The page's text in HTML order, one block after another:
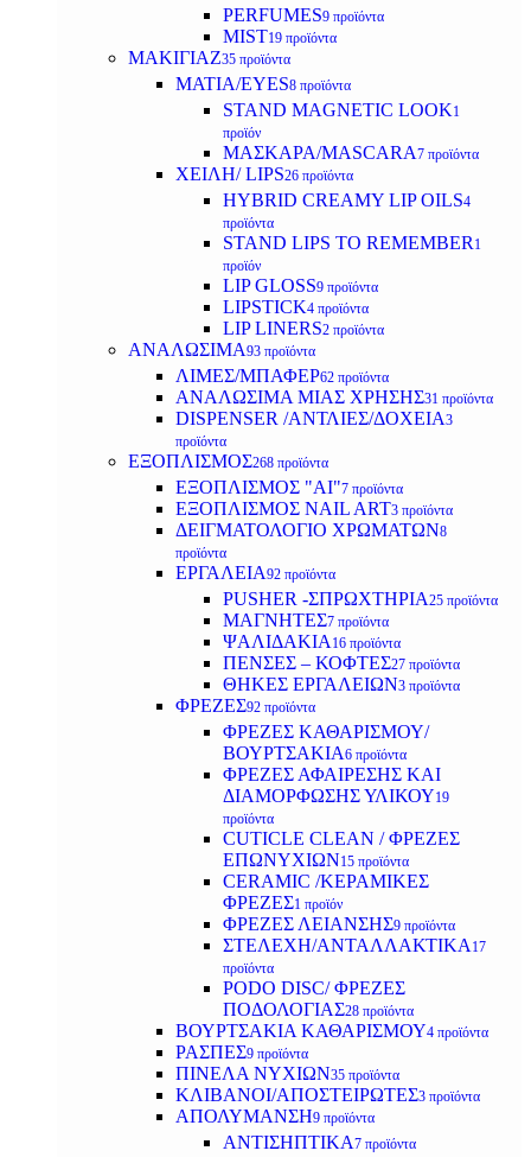
PERFUMES9 προϊόντα
MIST19 προϊόντα
ΜΑΚΙΓΙΑΖ35 προϊόντα
ΜΑΤΙΑ/EYES8 προϊόντα
STAND MAGNETIC LOOK1
προϊόν
ΜΑΣΚΑΡΑ/MASCARA7 προϊόντα
ΧΕΙΛΗ/ LIPS26 προϊόντα
HYBRID CREAMY LIP OILS4
προϊόντα
STAND LIPS TO REMEMBER 1
προϊόν
LIP GLOSS9 προϊόντα
LIPSTICK4 προϊόντα
LIP LINERS2 προϊόντα
ΑΝΑΛΩΣΙΜΑ93 προϊόντα
ΛΙΜΕΣ/ΜΠΑΦΕΡ62 προϊόντα
ΑΝΑΛΩΣΙΜΑ ΜΙΑΣ ΧΡΗΣΗΣ31 προϊόντα
DISPENSER /ΑΝΤΛΙΕΣ/ΔΟΧΕΙΑ3
προϊόντα
ΕΞΟΠΛΙΣΜΟΣ268 προϊόντα
ΕΞΟΠΛΙΣΜΟΣ "AI"7 προϊόντα
ΕΞΟΠΛΙΣΜΟΣ NAIL ART3 προϊόντα
ΔΕΙΓΜΑΤΟΛΟΓΙΟ ΧΡΩΜΑΤΩΝ8
προϊόντα
ΕΡΓΑΛΕΙΑ92 προϊόντα
PUSHER -ΣΠΡΩΧΤΗΡΙΑ25 προϊόντα
ΜΑΓΝΗΤΕΣ7 προϊόντα
ΨΑΛΙΔΑΚΙΑ 16 προϊόντα
ΠΕΝΣΕΣ – ΚΟΦΤΕΣ27 προϊόντα
ΘΗΚΕΣ ΕΡΓΑΛΕΙΩΝ3 προϊόντα
ΦΡΕΖΕΣ92 προϊόντα
ΦΡΕΖΕΣ ΚΑΘΑΡΙΣΜΟΥ/
ΒΟΥΡΤΣΑΚΙΑ6 προϊόντα
ΦΡΕΖΕΣ ΑΦΑΙΡΕΣΗΣ ΚΑΙ
ΔΙΑΜΟΡΦΩΣΗΣ ΥΛΙΚΟΥ19
προϊόντα
CUTICLE CLEAN / ΦΡΕΖΕΣ
ΕΠΩΝΥΧΙΩΝ15 προϊόντα
CERAMIC /ΚΕΡΑΜΙΚΕΣ
ΦΡΕΖΕΣ1 προϊόν
ΦΡΕΖΕΣ ΛΕΙΑΝΣΗΣ9 προϊόντα
ΣΤΕΛΕΧΗ/ΑΝΤΑΛΛΑΚΤΙΚΑ 17
προϊόντα
PODO DISC/ ΦΡΕΖΕΣ
ΠΟΔΟΛΟΓΙΑΣ28 προϊόντα
ΒΟΥΡΤΣΑΚΙΑ ΚΑΘΑΡΙΣΜΟΥ4 προϊόντα
ΡΑΣΠΕΣ9 προϊόντα
ΠΙΝΕΛΑ ΝΥΧΙΩΝ35 προϊόντα
ΚΛΙΒΑΝΟΙ/ΑΠΟΣΤΕΙΡΩΤΕΣ3 προϊόντα
ΑΠΟΛΥΜΑΝΣΗ9 προϊόντα
ΑΝΤΙΣΗΠΤΙΚΑ7 προϊόντα